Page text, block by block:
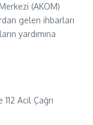
(AKOM)
gelen ihbarları
yardımına
Acil Çağrı